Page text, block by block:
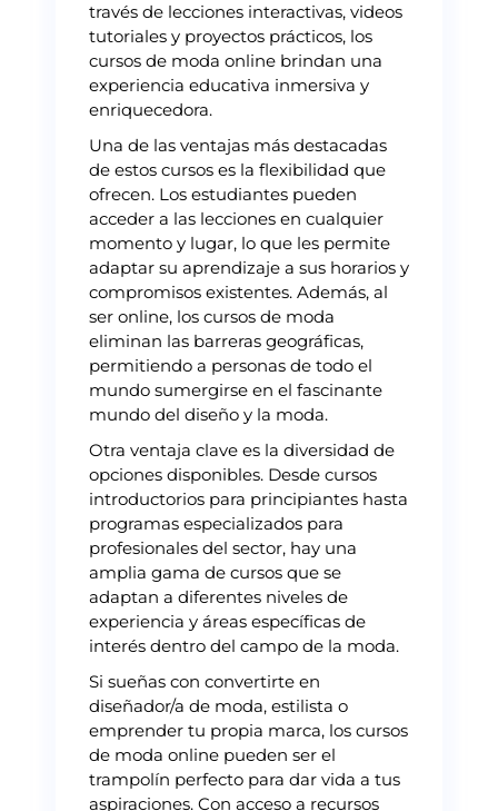
través de lecciones interactivas, videos
tutoriales y proyectos prácticos, los
cursos de moda online brindan una
experiencia educativa inmersiva y
enriquecedora.
Una de las ventajas más destacadas
de estos cursos es la flexibilidad que
ofrecen. Los estudiantes pueden
acceder a las lecciones en cualquier
momento y lugar, lo que les permite
adaptar su aprendizaje a sus horarios y
compromisos existentes. Además, al
ser online, los cursos de moda
eliminan las barreras geográficas,
permitiendo a personas de todo el
mundo sumergirse en el fascinante
mundo del diseño y la moda.
Otra ventaja clave es la diversidad de
opciones disponibles. Desde cursos
introductorios para principiantes hasta
programas especializados para
profesionales del sector, hay una
amplia gama de cursos que se
adaptan a diferentes niveles de
experiencia y áreas específicas de
interés dentro del campo de la moda.
Si sueñas con convertirte en
diseñador/a de moda, estilista o
emprender tu propia marca, los cursos
de moda online pueden ser el
trampolín perfecto para dar vida a tus
aspiraciones. Con acceso a recursos